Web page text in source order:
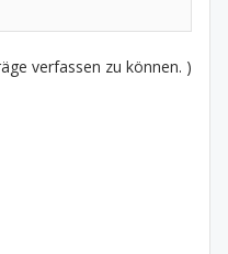
verfassen zu können. )